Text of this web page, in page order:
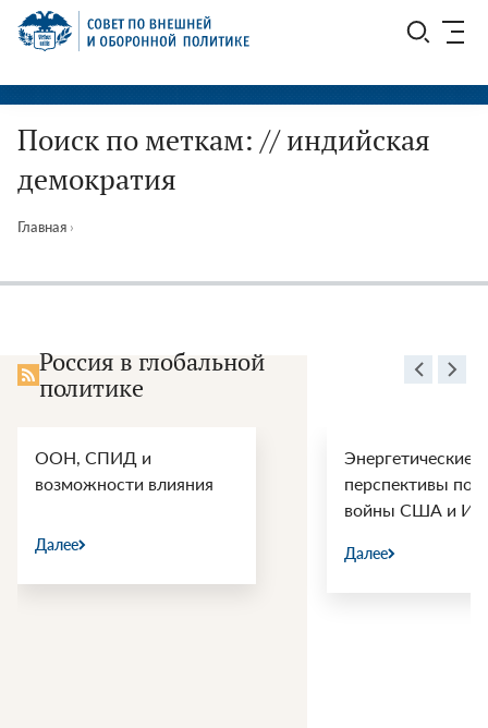
Перейти
СВОП
Поиск по меткам: // индийская
демократия
Главная ›
Россия в глобальной
политике
ООН, СПИД и
возможности влияния
Далее
Энергетические
перспективы
войны США и
Далее